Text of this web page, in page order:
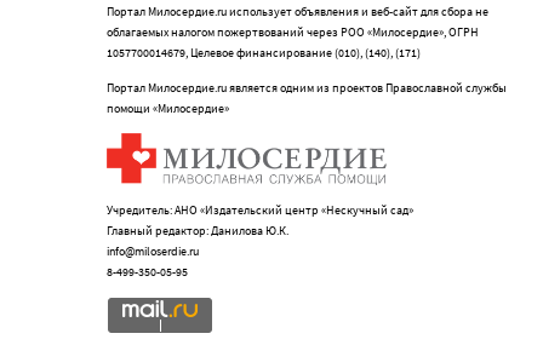
Портал Милосердие.ru использует объявления и веб-сайт для сбора не
облагаемых налогом пожертвований через РОО «Милосердие», ОГРН
1057700014679, Целевое финансирование (010), (140), (171)
Портал Милосердие.ru является одним из проектов Православной службы
помощи «Милосердие»
Учредитель: АНО «Издательский центр «Нескучный сад»
Главный редактор: Данилова Ю.К.
info@miloserdie.ru
8-499-350-05-95